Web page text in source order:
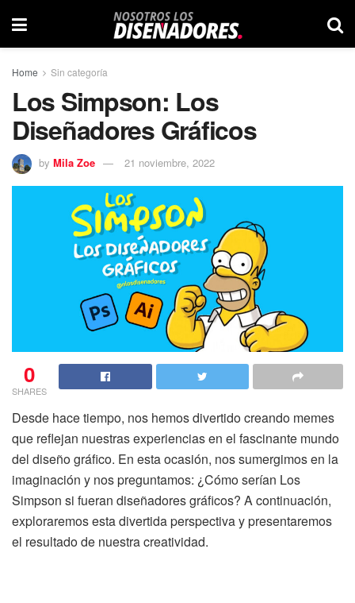
Home Sin categoría
Los Simpson: Los
Diseñadores Gráficos
by Mila Zoe 21 noviembre, 2022
0
SHARES
Desde hace tiempo, nos hemos divertido creando memes
que reflejan nuestras experiencias en el fascinante mundo
del diseño gráfico. En esta ocasión, nos sumergimos en la
imaginación y nos preguntamos: ¿Cómo serían Los
Simpson si fueran diseñadores gráficos? A continuación,
exploraremos esta divertida perspectiva y presentaremos
el resultado de nuestra creatividad.